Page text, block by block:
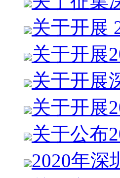
关于开展
关于开展
关于开展
关于开展
关于公布
2020年深